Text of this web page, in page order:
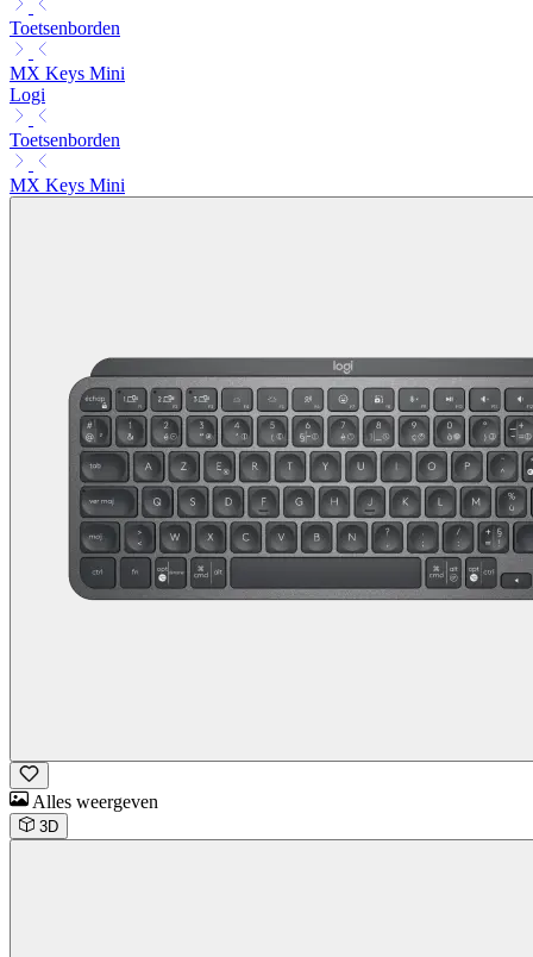
Toetsenborden
MX Keys Mini
Logi
Toetsenborden
MX Keys Mini
Alles weergeven
3D